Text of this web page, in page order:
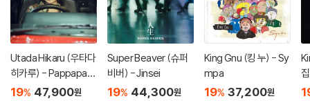
Utada Hikaru (우타다
히카루) - Pappapara
dise [7인치 Vinyl]
19% 47,900원
Super Beaver (슈퍼
비버) - Jinsei
19% 44,300원
King Gnu (킹 누) - Sy
mpa
19% 37,200원